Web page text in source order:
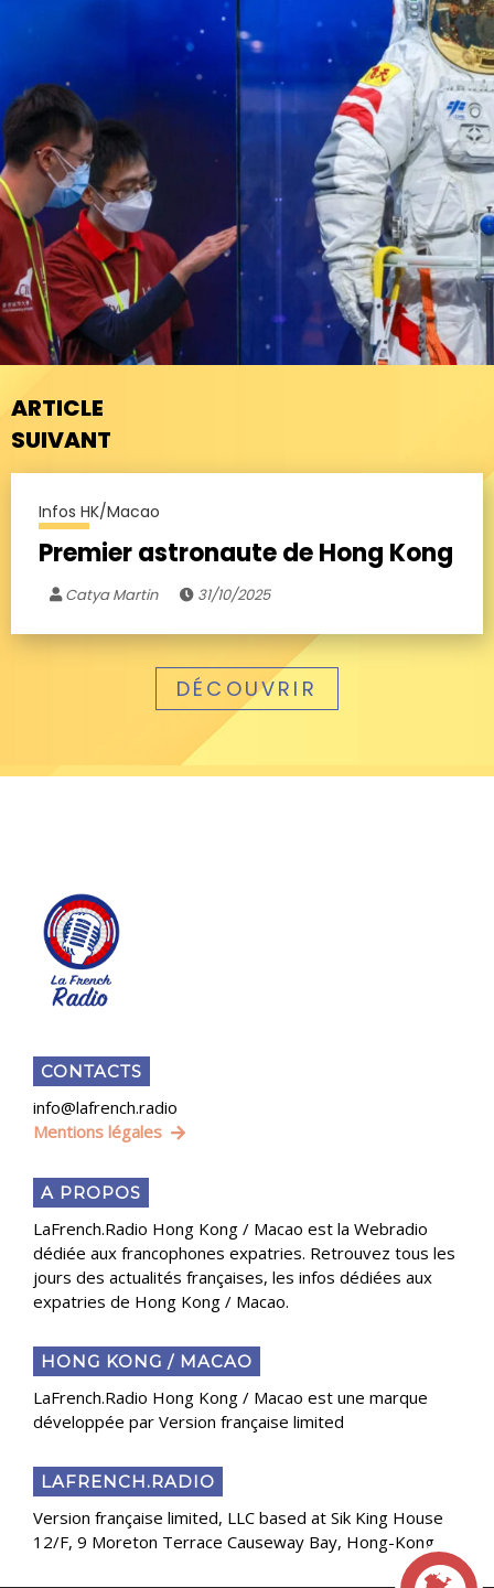
ARTICLE
SUIVANT
Infos HK/Macao
Premier astronaute de Hong Kong
Catya Martin 31/10/2025
DÉCOUVRIR
CONTACTS
info@lafrench.radio
Mentions légales
A PROPOS
LaFrench.Radio Hong Kong / Macao est la Webradio
dédiée aux francophones expatries. Retrouvez tous les
jours des actualités françaises, les infos dédiées aux
expatries de Hong Kong / Macao.
HONG KONG / MACAO
LaFrench.Radio Hong Kong / Macao est une marque
développée par Version française limited
LAFRENCH.RADIO
Version française limited, LLC based at Sik King House
12/F, 9 Moreton Terrace Causeway Bay, Hong-Kong